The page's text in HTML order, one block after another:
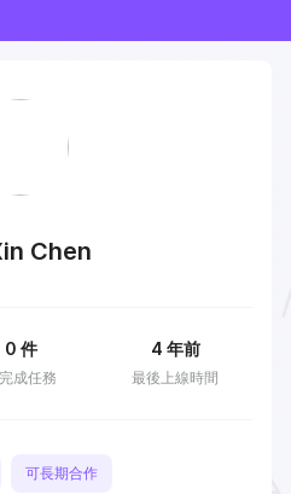
Chen
成任務
0 件
最後上線時間
4 年前
可長期合作